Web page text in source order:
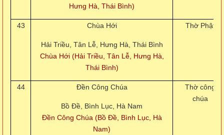
Hưng Hà, Thái Bình)
43 Chùa Hới
Hải Triều, Tân Lễ, Hưng Hà, Thái Bình
Chùa Hới (Hải Triều, Tân Lễ, Hưng Hà,
Thái Bình)
Thờ Phật
44 Đền Công Chúa
Bồ Đề, Bình Lục, Hà Nam
Đền Công Chúa (Bồ Đề, Bình Lục, Hà
Nam)
Thờ công
chúa